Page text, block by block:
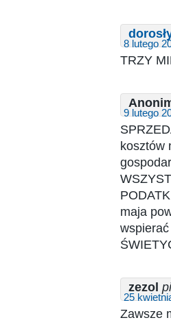
8 lutego
TRZY
9 lutego
kosztów
maja
zezol
25
Zawsze